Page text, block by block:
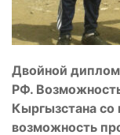
Двойной диплом
РФ.
Кыргызстана со
возможность